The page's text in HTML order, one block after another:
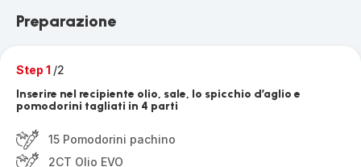
Preparazione
Step 1 /2
Inserire nel recipiente olio, sale, lo spicchio d’aglio e
pomodorini tagliati in 4 parti
15 Pomodorini pachino
2CT Olio EVO